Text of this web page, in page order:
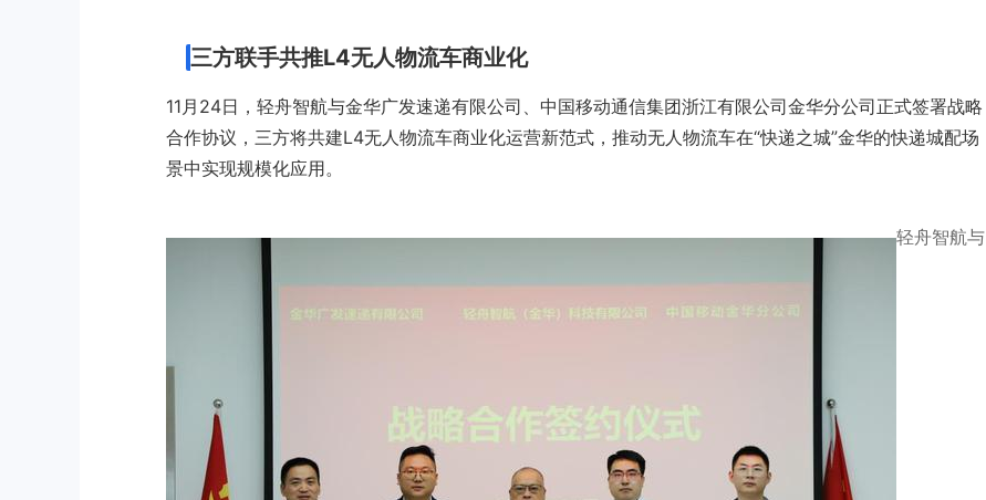
三方联手共推L4无人物流车商业化
11月24日，轻舟智航与金华广发速递有限公司、中国移动通信集团浙江有限公司金华分公司正式签署战略
合作协议，三方将共建L4无人物流车商业化运营新范式，推动无人物流车在“快递之城”金华的快递城配场
景中实现规模化应用。
轻舟智航与